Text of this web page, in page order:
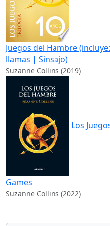
Juegos del Hambre
llamas | Sinsajo)
Suzanne Collins (2019)
Los
Games
Suzanne Collins (2022)